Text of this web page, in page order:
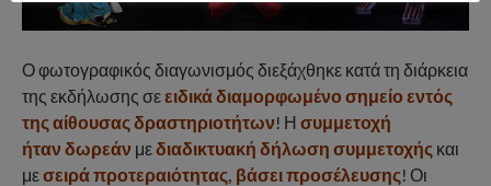
Ο φωτογραφικός διαγωνισμός διεξάχθηκε κατά τη διάρκεια
της εκδήλωσης σεειδικά διαμορφωμένο σημείο εντός
της αίθουσας δραστηριοτήτων! Η συμμετοχή
ήταν δωρεάν μεδιαδικτυακή δήλωση συμμετοχής και
μεσειρά προτεραιότητας, βάσει προσέλευσης! Οι